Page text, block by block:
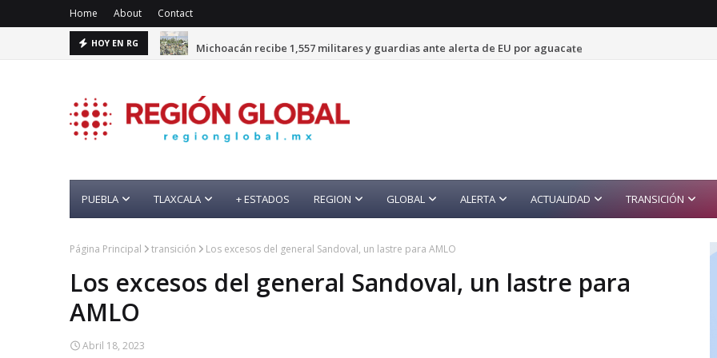
Home About Contact
HOY EN RG Michoacán recibe 1,557 militares y guardias ante alerta de EU por aguacate
PUEBLA TLAXCALA + ESTADOS REGION GLOBAL ALERTA ACTUALIDAD TRANSICIÓN
Página Principal transición Los excesos del general Sandoval, un lastre para AMLO
Los excesos del general Sandoval, un lastre para
AMLO
Abril 18, 2023